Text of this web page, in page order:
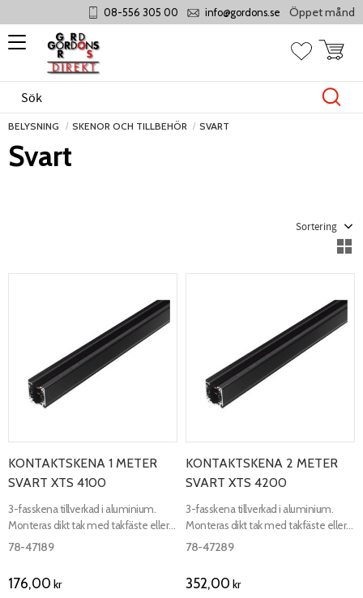
Meny
08-556 305 00 info@gordons.se Öppet måndag -
Favoriter
BELYSNING SKENOR OCH TILLBEHÖR SVART
Svart
KONTAKTSKENA 1 METER
SVART XTS 4100
3-fasskena tillverkad i aluminium.
Monteras dikt tak med takfäste eller
med wirependling minst 2.2 meter
78-47189
176,00 kr
KONTAKTSKENA 2 METER
SVART XTS 4200
3-fasskena tillverkad i aluminium.
Monteras dikt tak med takfäste eller
med wirependling minst 2.2 meter
78-47289
352,00 kr